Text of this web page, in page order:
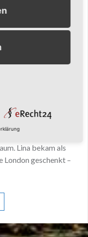
Schritten am
Lina bekam als
London geschenkt –